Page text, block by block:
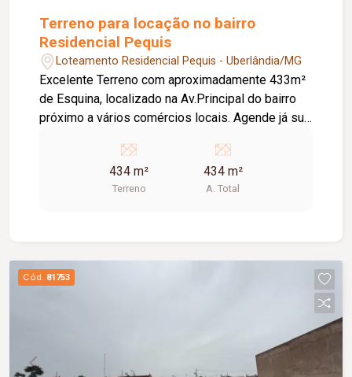
Terreno para locação no bairro
Residencial Pequis
Loteamento Residencial Pequis - Uberlândia/MG
Excelente Terreno com aproximadamente 433m²
de Esquina, localizado na Av.Principal do bairro
próximo a vários comércios locais. Agende já sua
434 m²
Terreno
434 m²
A. Total
Cód. 81753